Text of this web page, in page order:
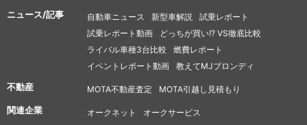
ニュース/記事 自動車ニュース 新型車解説
試乗レポート
試乗レポート動画
どっちが買い!? VS徹底比較
ライバル車種3台比較
燃費レポート
イベントレポート動画
教えてMJブロンディ
不動産 MOTA不動産査定 MOTA引越し見積もり
関連企業 オークネット
オークサービス